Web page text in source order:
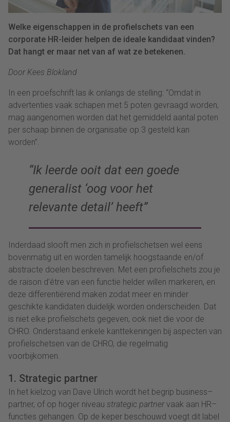
Welke eigenschappen in de profielschets van een
corporate HR-leider helpen de ideale kandidaat vinden?
Dat hangt er maar net van af wat ze betekenen.
Door Kees Blokland
In een proefschrift las ik onlangs de stelling: “Omdat in
advertenties vaak schapen met 5 poten gevraagd worden,
mag aangenomen worden dat het gemiddeld aantal poten
per schaap binnen de organisatie op 3 gesteld kan
worden”.
“Ik leerde ooit dat een goede
generalist ‘oog voor het
relevante detail’heeft”
Inderdaad slooft men zich in profielschetsen wel eens
bovenmatig uit en worden tamelijk hoogstaande en/of
abstracte doelen beschreven. Met een profielschets zou je
de raison d’être van een functie helder willen markeren, en
deze differentiërend maken zodat meer en minder
geschikte kandidaten duidelijk worden onderscheiden. Dat
is niet elke profielschets gegeven, ook niet die voor de
CHRO Onderstaand enkele kanttekeningen bij aspecten van
profielschetsen van de CHRO, die regelmatig
voorbijkomen
1. Strategic partner
In het kielzog van Dave Ulrich wordt het begrip business–
partner, of op hoger niveau strategic partner vaak aan HR–
functies gehangen. Op de keper beschouwd voegt dit label